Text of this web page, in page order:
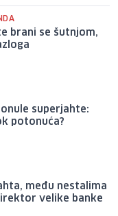
brani se šutnjom,
superjahte:
potonuća?
među nestalima
velike banke